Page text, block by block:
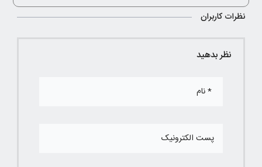
نظرات کاربران
نظر بدهید